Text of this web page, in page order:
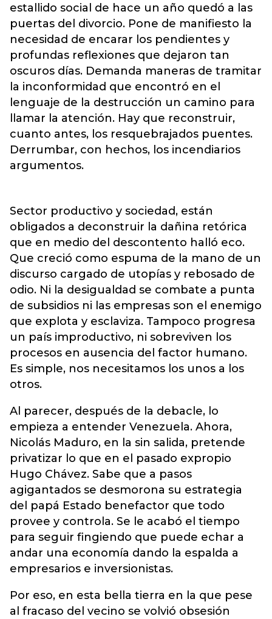
estallido social de hace un año quedó a las
puertas del divorcio. Pone de manifiesto la
necesidad de encarar los pendientes y
profundas reflexiones que dejaron tan
oscuros días. Demanda maneras de tramitar
la inconformidad que encontró en el
lenguaje de la destrucción un camino para
llamar la atención. Hay que reconstruir,
cuanto antes, los resquebrajados puentes.
Derrumbar, con hechos, los incendiarios
argumentos.
Sector productivo y sociedad, están
obligados a deconstruir la dañina retórica
que en medio del descontento halló eco.
Que creció como espuma de la mano de un
discurso cargado de utopías y rebosado de
odio. Ni la desigualdad se combate a punta
de subsidios ni las empresas son el enemigo
que explota y esclaviza. Tampoco progresa
un país improductivo, ni sobreviven los
procesos en ausencia del factor humano.
Es simple, nos necesitamos los unos a los
otros.
Al parecer, después de la debacle, lo
empieza a entender Venezuela. Ahora,
Nicolás Maduro, en la sin salida, pretende
privatizar lo que en el pasado expropio
Hugo Chávez. Sabe que a pasos
agigantados se desmorona su estrategia
del papá Estado benefactor que todo
provee y controla. Se le acabó el tiempo
para seguir fingiendo que puede echar a
andar una economía dando la espalda a
empresarios e inversionistas.
Por eso, en esta bella tierra en la que pese
al fracaso del vecino se volvió obsesión